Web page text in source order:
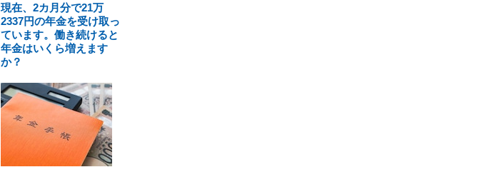
現在、2カ月分で21万
2337円の年金を受け取っ
ています。働き続けると
年金はいくら増えます
か？